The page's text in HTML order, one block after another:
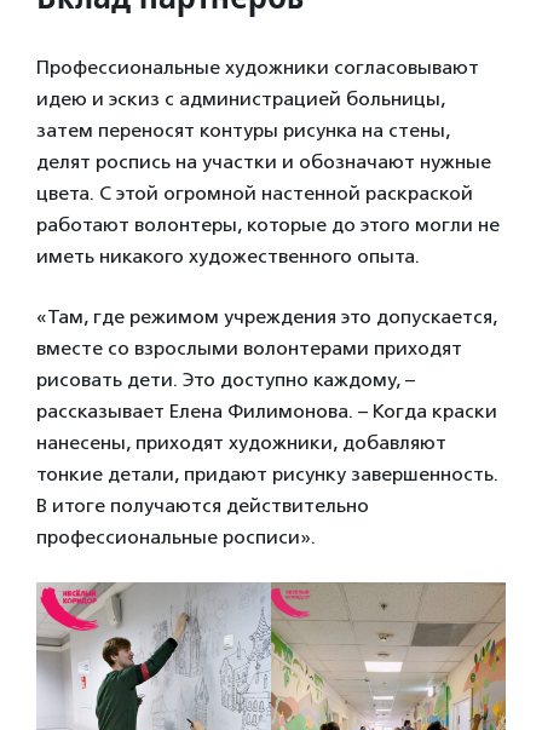
Профессиональные художники согласовывают
идею и эскиз с администрацией больницы,
затем переносят контуры рисунка на стены,
делят роспись на участки и обозначают нужные
цвета. С этой огромной настенной раскраской
работают волонтеры, которые до этого могли не
иметь никакого художественного опыта.
«Там, где режимом учреждения это допускается,
вместе со взрослыми волонтерами приходят
рисовать дети. Это доступно каждому, –
рассказывает Елена Филимонова. – Когда краски
нанесены, приходят художники, добавляют
тонкие детали, придают рисунку завершенность.
В итоге получаются действительно
профессиональные росписи».